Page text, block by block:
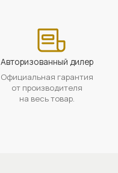
Авторизованный дилер
Официальная гарантия
от производителя
на весь товар.